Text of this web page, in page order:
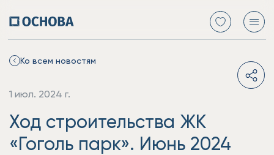
Ко всем новостям
1 июл. 2024 г.
Ход строительства ЖК
«Гоголь парк». Июнь 2024